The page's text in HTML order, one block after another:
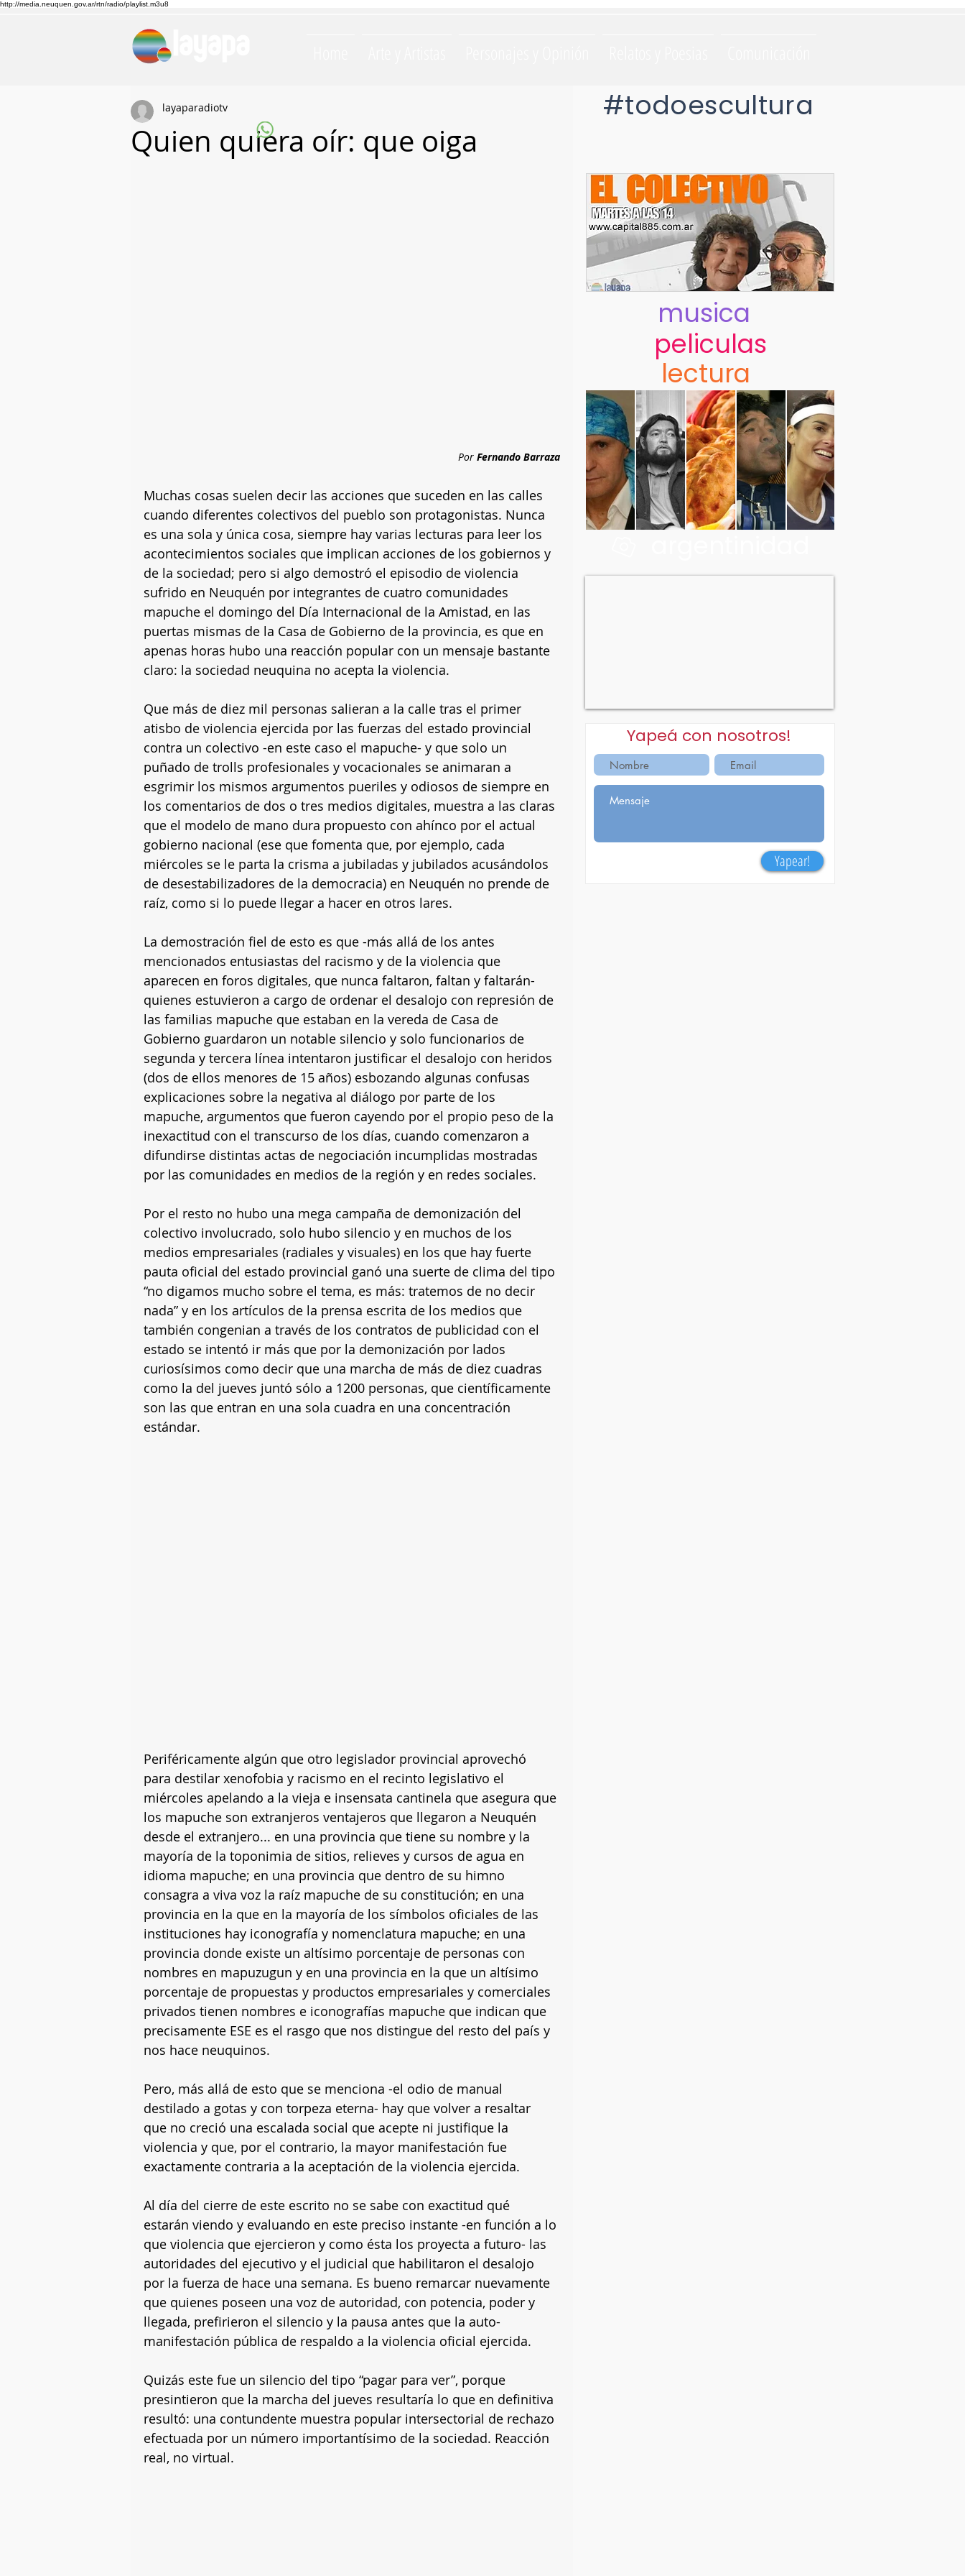
http://media.neuquen.gov.ar/rtn/radio/playlist.m3u8
Quien quiera oír: que oiga
layaparadiotv
Por Fernando Barraza
Muchas cosas suelen decir las acciones que suceden en las calles
cuando diferentes colectivos del pueblo son protagonistas. Nunca
es una sola y única cosa, siempre hay varias lecturas para leer los
acontecimientos sociales que implican acciones de los gobiernos y
de la sociedad; pero si algo demostró el episodio de violencia
sufrido en Neuquén por integrantes de cuatro comunidades
mapuche el domingo del Día Internacional de la Amistad, en las
puertas mismas de la Casa de Gobierno de la provincia, es que en
apenas horas hubo una reacción popular con un mensaje bastante
claro: la sociedad neuquina no acepta la violencia.
Que más de diez mil personas salieran a la calle tras el primer
atisbo de violencia ejercida por las fuerzas del estado provincial
contra un colectivo -en este caso el mapuche- y que solo un
puñado de trolls profesionales y vocacionales se animaran a
esgrimir los mismos argumentos pueriles y odiosos de siempre en
los comentarios de dos o tres medios digitales, muestra a las claras
que el modelo de mano dura propuesto con ahínco por el actual
gobierno nacional (ese que fomenta que, por ejemplo, cada
miércoles se le parta la crisma a jubiladas y jubilados acusándolos
de desestabilizadores de la democracia) en Neuquén no prende de
raíz, como si lo puede llegar a hacer en otros lares.
La demostración fiel de esto es que -más allá de los antes
mencionados entusiastas del racismo y de la violencia que
aparecen en foros digitales, que nunca faltaron, faltan y faltarán-
quienes estuvieron a cargo de ordenar el desalojo con represión de
las familias mapuche que estaban en la vereda de Casa de
Gobierno guardaron un notable silencio y solo funcionarios de
segunda y tercera línea intentaron justificar el desalojo con heridos
(dos de ellos menores de 15 años) esbozando algunas confusas
explicaciones sobre la negativa al diálogo por parte de los
mapuche, argumentos que fueron cayendo por el propio peso de la
inexactitud con el transcurso de los días, cuando comenzaron a
difundirse distintas actas de negociación incumplidas mostradas
por las comunidades en medios de la región y en redes sociales.
Por el resto no hubo una mega campaña de demonización del
colectivo involucrado, solo hubo silencio y en muchos de los
medios empresariales (radiales y visuales) en los que hay fuerte
pauta oficial del estado provincial ganó una suerte de clima del tipo
“no digamos mucho sobre el tema, es más: tratemos de no decir
nada” y en los artículos de la prensa escrita de los medios que
también congenian a través de los contratos de publicidad con el
estado se intentó ir más que por la demonización por lados
curiosísimos como decir que una marcha de más de diez cuadras
como la del jueves juntó sólo a 1200 personas, que científicamente
son las que entran en una sola cuadra en una concentración
estándar.
Periféricamente algún que otro legislador provincial aprovechó
para destilar xenofobia y racismo en el recinto legislativo el
miércoles apelando a la vieja e insensata cantinela que asegura que
los mapuche son extranjeros ventajeros que llegaron a Neuquén
desde el extranjero... en una provincia que tiene su nombre y la
mayoría de la toponimia de sitios, relieves y cursos de agua en
idioma mapuche; en una provincia que dentro de su himno
consagra a viva voz la raíz mapuche de su constitución; en una
provincia en la que en la mayoría de los símbolos oficiales de las
instituciones hay iconografía y nomenclatura mapuche; en una
provincia donde existe un altísimo porcentaje de personas con
nombres en mapuzugun y en una provincia en la que un altísimo
porcentaje de propuestas y productos empresariales y comerciales
privados tienen nombres e iconografías mapuche que indican que
precisamente ESE es el rasgo que nos distingue del resto del país y
nos hace neuquinos.
Pero, más allá de esto que se menciona -el odio de manual
destilado a gotas y con torpeza eterna- hay que volver a resaltar
que no creció una escalada social que acepte ni justifique la
violencia y que, por el contrario, la mayor manifestación fue
exactamente contraria a la aceptación de la violencia ejercida.
Al día del cierre de este escrito no se sabe con exactitud qué
estarán viendo y evaluando en este preciso instante -en función a lo
que violencia que ejercieron y como ésta los proyecta a futuro- las
autoridades del ejecutivo y el judicial que habilitaron el desalojo
por la fuerza de hace una semana. Es bueno remarcar nuevamente
que quienes poseen una voz de autoridad, con potencia, poder y
llegada, prefirieron el silencio y la pausa antes que la auto-
manifestación pública de respaldo a la violencia oficial ejercida.
Quizás este fue un silencio del tipo “pagar para ver”, porque
presintieron que la marcha del jueves resultaría lo que en definitiva
resultó: una contundente muestra popular intersectorial de rechazo
efectuada por un número importantísimo de la sociedad. Reacción
real, no virtual.
#todoescultura
musica
peliculas
lectura
Yapeá con nosotros!
Yapear!